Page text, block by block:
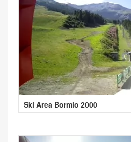
Ski Area Bormio 2000